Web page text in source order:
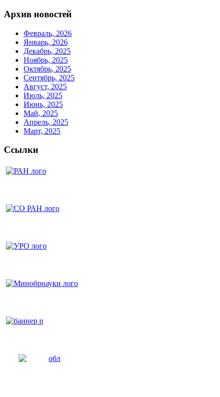
Архив новостей
Февраль, 2026
Январь, 2026
Декабрь, 2025
Ноябрь, 2025
Октябрь, 2025
Сентябрь, 2025
Август, 2025
Июль, 2025
Июнь, 2025
Май, 2025
Апрель, 2025
Март, 2025
Ссылки